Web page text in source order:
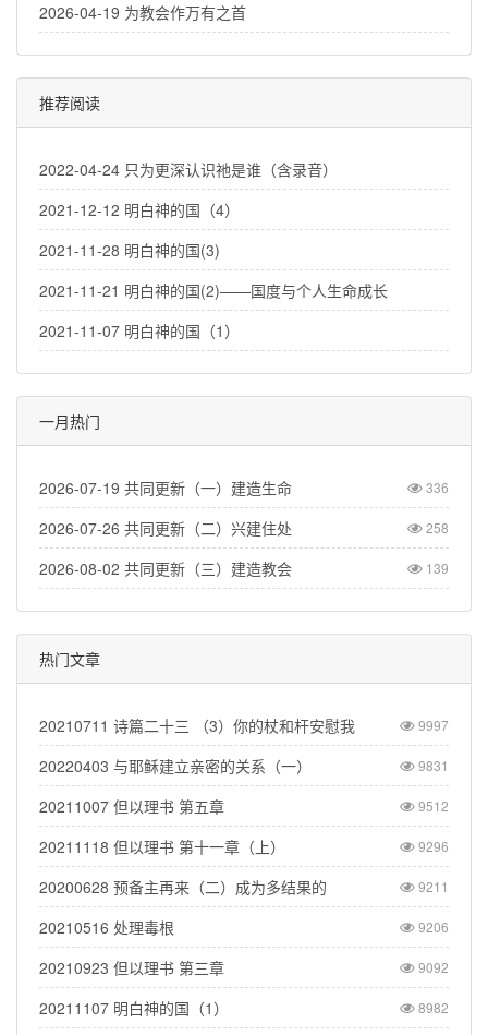
2026-04-19 为教会作万有之首
推荐阅读
2022-04-24 只为更深认识祂是谁（含录音）
2021-12-12 明白神的国（4）
2021-11-28 明白神的国(3)
2021-11-21 明白神的国(2)——国度与个人生命成长
2021-11-07 明白神的国（1）
一月热门
2026-07-19 共同更新（一）建造生命 336
2026-07-26 共同更新（二）兴建住处 258
2026-08-02 共同更新（三）建造教会 139
热门文章
20210711 诗篇二十三 （3）你的杖和杆安慰我 9997
20220403 与耶稣建立亲密的关系（一） 9831
20211007 但以理书 第五章 9512
20211118 但以理书 第十一章（上） 9296
20200628 预备主再来（二）成为多结果的 9211
20210516 处理毒根 9206
20210923 但以理书 第三章 9092
20211107 明白神的国（1） 8982